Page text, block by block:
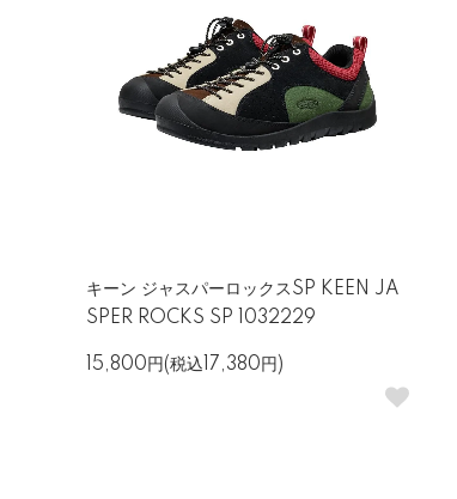
キーン ジャスパーロックスSP KEEN JA
SPER ROCKS SP 1032229
15,800円(税込17,380円)